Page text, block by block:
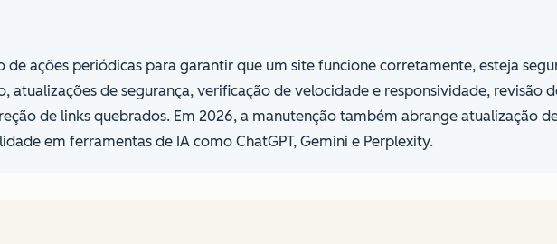
de ações periódicas para garantir que um site funcione corretamente, esteja
atualizações de segurança, verificação de velocidade e responsividade, revisão
de links quebrados. Em 2026, a manutenção também abrange atualização
em ferramentas de IA como ChatGPT, Gemini e Perplexity.